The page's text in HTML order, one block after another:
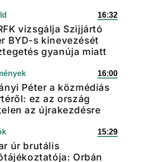
16:32
vizsgálja Szijjártó
BYD-s kinevezését
gyanúja miatt
16:00
Péter a közmédiás
ez az ország
az újrakezdésre
15:29
úr brutális
Orbán